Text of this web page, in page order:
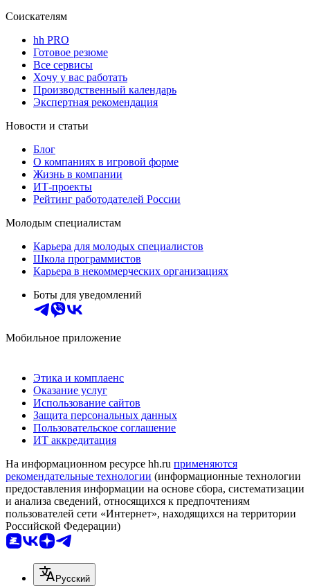
Соискателям
hh PRO
Готовое резюме
Все сервисы
Хочу у вас работать
Производственный календарь
Экспертная рекомендация
Новости и статьи
Блог
О компаниях в игровой форме
Жизнь в компании
ИТ-проекты
Рейтинг работодателей России
Молодым специалистам
Карьера для молодых специалистов
Школа программистов
Карьера в некоммерческих организациях
Боты для уведомлений
Мобильное приложение
Этика и комплаенс
Оказание услуг
Использование сайтов
Защита персональных данных
Пользовательское соглашение
ИТ аккредитация
На информационном ресурсе hh.ru применяются
рекомендательные технологии (информационные технологии
предоставления информации на основе сбора, систематизации
и анализа сведений, относящихся к предпочтениям
пользователей сети «Интернет», находящихся на территории
Российской Федерации)
Русский